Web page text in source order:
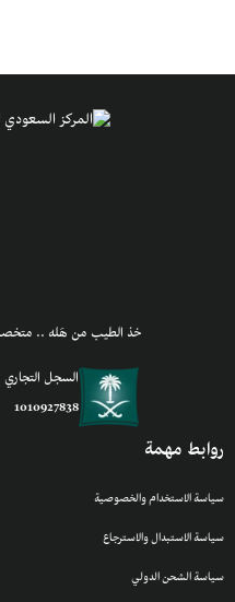
خذ الطيب من هَله .. متخصصين
السجل التجاري
1010927838
روابط مهمة
سياسة الاستخدام والخصوصية
سياسة الاستبدال والاسترجاع
سياسة الشحن الدولي